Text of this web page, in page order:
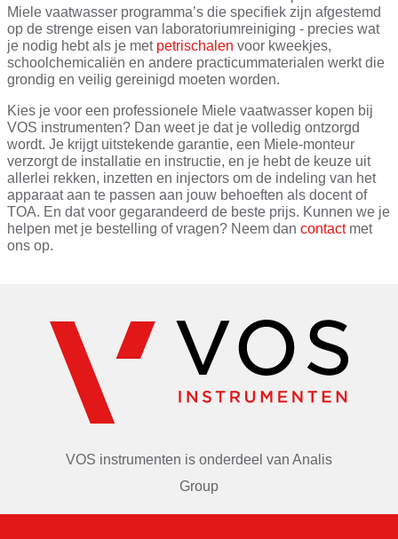
Miele vaatwasser programma’s die specifiek zijn afgestemd
op de strenge eisen van laboratoriumreiniging - precies wat
je nodig hebt als je met petrischalen voor kweekjes,
schoolchemicaliën en andere practicummaterialen werkt die
grondig en veilig gereinigd moeten worden.
Kies je voor een professionele Miele vaatwasser kopen bij
VOS instrumenten? Dan weet je dat je volledig ontzorgd
wordt. Je krijgt uitstekende garantie, een Miele-monteur
verzorgt de installatie en instructie, en je hebt de keuze uit
allerlei rekken, inzetten en injectors om de indeling van het
apparaat aan te passen aan jouw behoeften als docent of
TOA. En dat voor gegarandeerd de beste prijs. Kunnen we je
helpen met je bestelling of vragen? Neem dan contactmet
ons op.
VOS instrumenten is onderdeel van Analis
Group